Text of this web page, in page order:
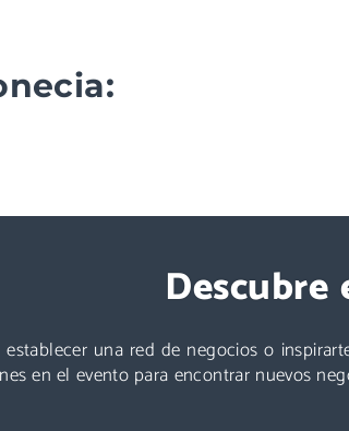
establecer una red de negocios o
en el evento para encontrar nuevos
a las
Logistics & Automation es
compras: directores de
compras, responsables
11.000 profesionales